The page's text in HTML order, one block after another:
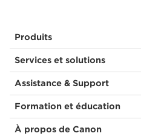
Produits
Services et solutions
Assistance & Support
Formation et éducation
À propos de Canon